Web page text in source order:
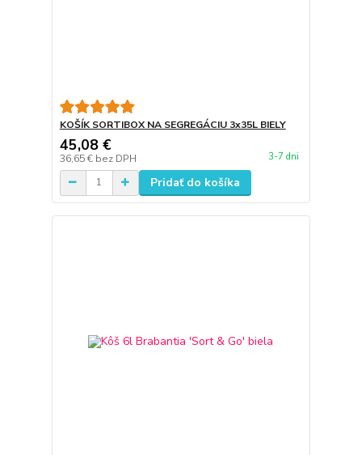
KOŠÍK SORTIBOX NA SEGREGÁCIU 3x35L BIELY
45,08 €
36,65 € bez DPH 3-7 dni
Pridať do košíka